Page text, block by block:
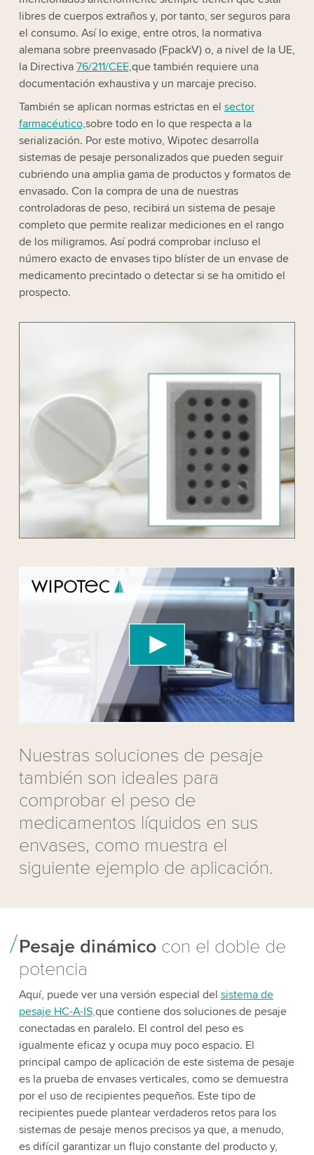
libres de cuerpos extraños y, por tanto, ser seguros para
el consumo. Así lo exige, entre otros, la normativa
alemana sobre preenvasado (FpackV) o, a nivel de la UE,
la Directiva 76/211/CEE,que también requiere una
documentación exhaustiva y un marcaje preciso.
También se aplican normas estrictas en el sector
farmacéutico,sobre todo en lo que respecta a la
serialización. Por este motivo, Wipotec desarrolla
sistemas de pesaje personalizados que pueden seguir
cubriendo una amplia gama de productos y formatos de
envasado. Con la compra de una de nuestras
controladoras de peso, recibirá un sistema de pesaje
completo que permite realizar mediciones en el rango
de los miligramos. Así podrá comprobar incluso el
número exacto de envases tipo blíster de un envase de
medicamento precintado o detectar si se ha omitido el
prospecto.
We need your consent to load the YouTube
We use a third party service to embed video
content that may collect data about your activity.
Please review the details and accept the service
to watch this video.
Accept More information
Nuestras soluciones de pesaje
también son ideales para
comprobar el peso de
medicamentos líquidos en sus
envases, como muestra el
siguiente ejemplo de aplicación.
Pesaje dinámicocon el doble de
potencia
Aquí, puede ver una versión especial del sistema de
pesaje HC-A-IS,que contiene dos soluciones de pesaje
conectadas en paralelo. El control del peso es
igualmente eficaz y ocupa muy poco espacio. El
principal campo de aplicación de este sistema de pesaje
es la prueba de envases verticales, como se demuestra
por el uso de recipientes pequeños. Este tipo de
recipientes puede plantear verdaderos retos para los
sistemas de pesaje menos precisos ya que, a menudo,
es difícil garantizar un flujo constante del producto y,